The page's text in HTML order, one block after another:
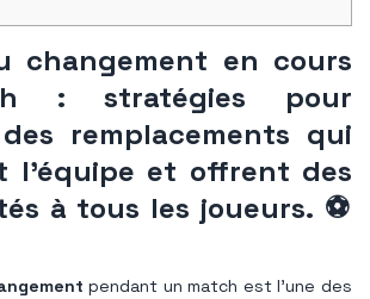
changement en cours
: stratégies pour
remplacements qui
l'équipe et offrent des
à tous les joueurs. ⚽️
pendant un match est l’une des